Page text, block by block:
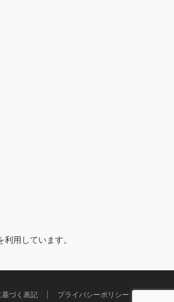
用しています。
づく表記 プライバシーポリシー